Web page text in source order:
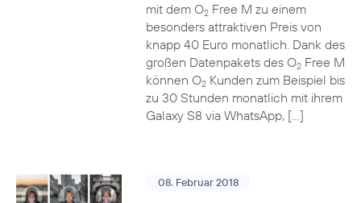
mit dem O2Free M zu einem
besonders attraktiven Preis von
knapp 40 Euro monatlich. Dank des
großen Datenpakets des O2Free M
können O2Kunden zum Beispiel bis
zu 30 Stunden monatlich mit ihrem
Galaxy S8 via WhatsApp, […]
08. Februar 2018